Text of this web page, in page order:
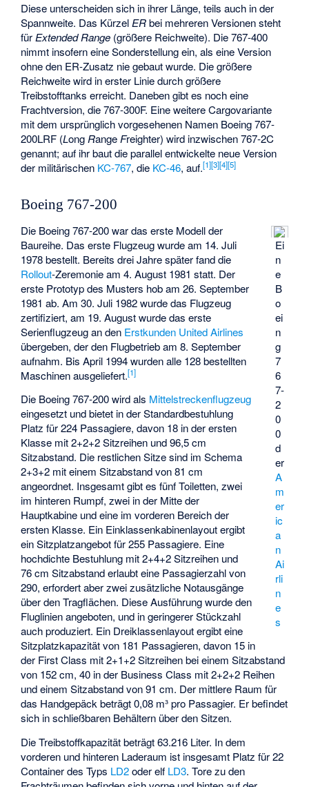
Diese unterscheiden sich in ihrer Länge, teils auch in der
Spannweite. Das Kürzel ERbei mehreren Versionen steht
für Extended Range (größere Reichweite). Die 767-400
nimmt insofern eine Sonderstellung ein, als eine Version
ohne den ER-Zusatz nie gebaut wurde. Die größere
Reichweite wird in erster Linie durch größere
Treibstofftanks erreicht. Daneben gibt es noch eine
Frachtversion, die 767-300F. Eine weitere Cargovariante
mit dem ursprünglich vorgesehenen Namen Boeing 767-
200LRF (Long Range Freighter) wird inzwischen 767-2C
genannt; auf ihr baut die parallel entwickelte neue Version
der militärischen KC-767, die KC-46, auf.[1][3][4][5]
Boeing 767-200
Ei
n
e
B
o
ei
n
g
7
6
7-
2
0
0
d
er
A
m
er
ic
a
n
Ai
rli
n
e
s
Die Boeing 767-200 war das erste Modell der
Baureihe. Das erste Flugzeug wurde am 14. Juli
1978 bestellt. Bereits drei Jahre später fand die
Rollout-Zeremonie am 4. August 1981 statt. Der
erste Prototyp des Musters hob am 26. September
1981 ab. Am 30. Juli 1982 wurde das Flugzeug
zertifiziert, am 19. August wurde das erste
Serienflugzeug an den Erstkunden United Airlines
übergeben, der den Flugbetrieb am 8. September
aufnahm. Bis April 1994 wurden alle 128 bestellten
Maschinen ausgeliefert.[1]
Die Boeing 767-200 wird als Mittelstreckenflugzeug
eingesetzt und bietet in der Standardbestuhlung
Platz für 224 Passagiere, davon 18 in der ersten
Klasse mit 2+2+2 Sitzreihen und 96,5 cm
Sitzabstand. Die restlichen Sitze sind im Schema
2+3+2 mit einem Sitzabstand von 81 cm
angeordnet. Insgesamt gibt es fünf Toiletten, zwei
im hinteren Rumpf, zwei in der Mitte der
Hauptkabine und eine im vorderen Bereich der
ersten Klasse. Ein Einklassenkabinenlayout ergibt
ein Sitzplatzangebot für 255 Passagiere. Eine
hochdichte Bestuhlung mit 2+4+2 Sitzreihen und
76 cm Sitzabstand erlaubt eine Passagierzahl von
290, erfordert aber zwei zusätzliche Notausgänge
über den Tragflächen. Diese Ausführung wurde den
Fluglinien angeboten, und in geringerer Stückzahl
auch produziert. Ein Dreiklassenlayout ergibt eine
Sitzplatzkapazität von 181 Passagieren, davon 15 in
der First Class mit 2+1+2 Sitzreihen bei einem Sitzabstand
von 152 cm, 40 in der Business Class mit 2+2+2 Reihen
und einem Sitzabstand von 91 cm. Der mittlere Raum für
das Handgepäck beträgt 0,08 m³ pro Passagier. Er befindet
sich in schließbaren Behältern über den Sitzen.
Die Treibstoffkapazität beträgt 63.216 Liter. In dem
vorderen und hinteren Laderaum ist insgesamt Platz für 22
Container des Typs LD2oder elf LD3. Tore zu den